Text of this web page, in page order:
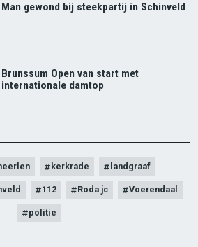
Man gewond bij steekpartij in Schinveld
Brunssum Open van start met
internationale damtop
kerkrade landgraaf
112 Roda jc Voerendaal
politie